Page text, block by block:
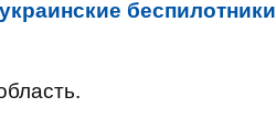
беспилотники